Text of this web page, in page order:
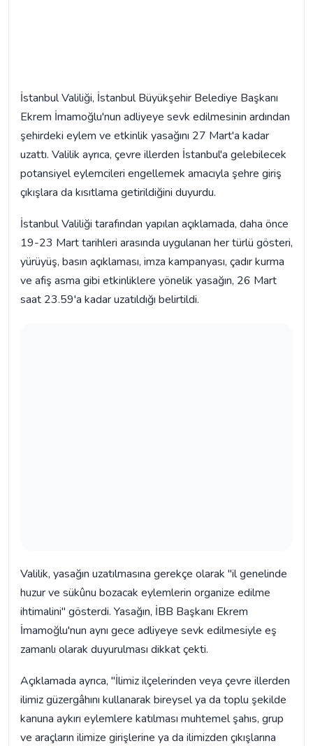
İstanbul Valiliği, İstanbul Büyükşehir Belediye Başkanı
Ekrem İmamoğlu'nun adliyeye sevk edilmesinin ardından
şehirdeki eylem ve etkinlik yasağını 27 Mart'a kadar
uzattı. Valilik ayrıca, çevre illerden İstanbul'a gelebilecek
potansiyel eylemcileri engellemek amacıyla şehre giriş
çıkışlara da kısıtlama getirildiğini duyurdu.
İstanbul Valiliği tarafından yapılan açıklamada, daha önce
19-23 Mart tarihleri arasında uygulanan her türlü gösteri,
yürüyüş, basın açıklaması, imza kampanyası, çadır kurma
ve afiş asma gibi etkinliklere yönelik yasağın, 26 Mart
saat 23.59'a kadar uzatıldığı belirtildi.
Valilik, yasağın uzatılmasına gerekçe olarak "il genelinde
huzur ve sükûnu bozacak eylemlerin organize edilme
ihtimalini" gösterdi. Yasağın, İBB Başkanı Ekrem
İmamoğlu'nun aynı gece adliyeye sevk edilmesiyle eş
zamanlı olarak duyurulması dikkat çekti.
Açıklamada ayrıca, "İlimiz ilçelerinden veya çevre illerden
ilimiz güzergâhını kullanarak bireysel ya da toplu şekilde
kanuna aykırı eylemlere katılması muhtemel şahıs, grup
ve araçların ilimize girişlerine ya da ilimizden çıkışlarına